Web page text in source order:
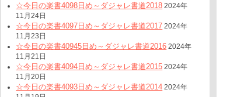
☆今日の楽書4098日め～ダジャレ書道2018 2024年
11月24日
☆今日の楽書4097日め～ダジャレ書道2017 2024年
11月23日
☆今日の楽書40945日め～ダジャレ書道2016 2024年
11月21日
☆今日の楽書4094日め～ダジャレ書道2015 2024年
11月20日
☆今日の楽書4093日め～ダジャレ書道2014 2024年